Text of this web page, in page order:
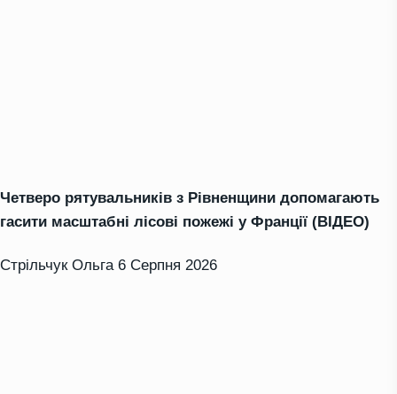
Четверо рятувальників з Рівненщини допомагають
гасити масштабні лісові пожежі у Франції (ВІДЕО)
Стрільчук Ольга 6 Серпня 2026